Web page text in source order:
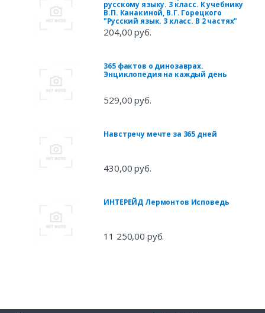
русскому языку. 3 класс. К учебнику
В.П. Канакиной, В.Г. Горецкого
"Русский язык. 3 класс. В 2 частях"
204,00 руб.
365 фактов о динозаврах.
Энциклопедия на каждый день
529,00 руб.
Навстречу мечте за 365 дней
430,00 руб.
ИНТЕРЕЙД Лермонтов Исповедь
11 250,00 руб.